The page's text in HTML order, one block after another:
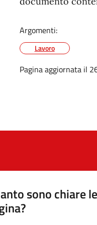
Argomenti:
Lavoro
Pagina aggiornata il
sono chiare